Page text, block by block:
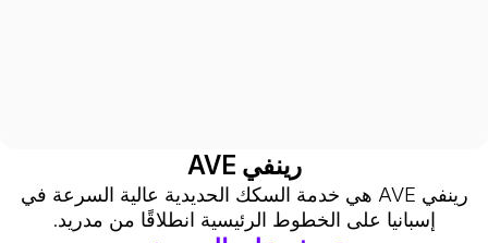
رينفي AVE
رينفي AVE هي خدمة السكك الحديدية عالية السرعة في
إسبانيا على الخطوط الرئيسية انطلاقًا من مدريد.